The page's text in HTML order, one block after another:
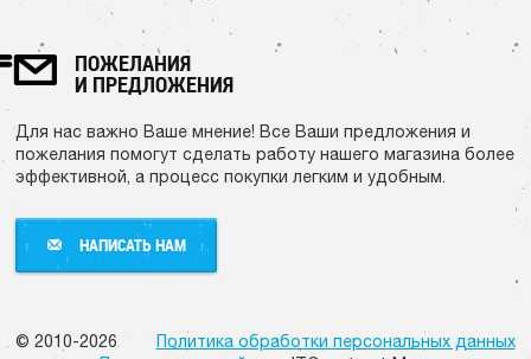
ПОЖЕЛАНИЯ
И ПРЕДЛОЖЕНИЯ
Для нас важно Ваше мнение! Все Ваши предложения и
пожелания помогут сделать работу нашего магазина более
эффективной, а процесс покупки легким и удобным.
НАПИСАТЬ НАМ
Политика обработки персональных данных
© 2010-2026